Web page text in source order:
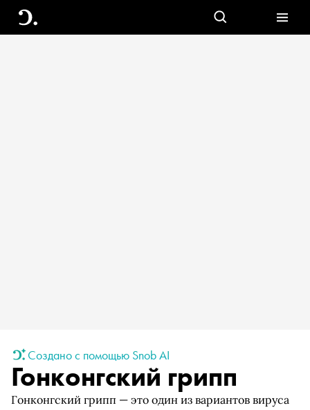
Создано с помощью Snob AI
Гонконгский грипп
Гонконгский грипп — это один из вариантов вируса